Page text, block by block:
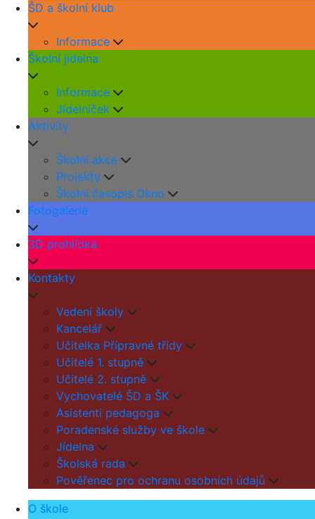
ŠD a školní klub
Informace
Školní jídelna
Informace
Jídelníček
Aktivity
Školní akce
Projekty
Školní časopis Okno
Fotogalerie
3D prohlídka
Kontakty
Vedení školy
Kancelář
Učitelka Přípravné třídy
Učitelé 1. stupně
Učitelé 2. stupně
Vychovatelé ŠD a ŠK
Asistenti pedagoga
Poradenské služby ve škole
Jídelna
Školská rada
Pověřenec pro ochranu osobních údajů
O škole